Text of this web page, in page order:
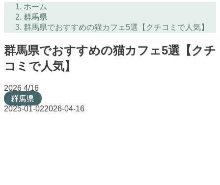
ホーム
群馬県
群馬県でおすすめの猫カフェ5選【クチコミで人気】
群馬県でおすすめの猫カフェ5選【クチ
コミで人気】
2026 4/16
群馬県
2025-01-022026-04-16